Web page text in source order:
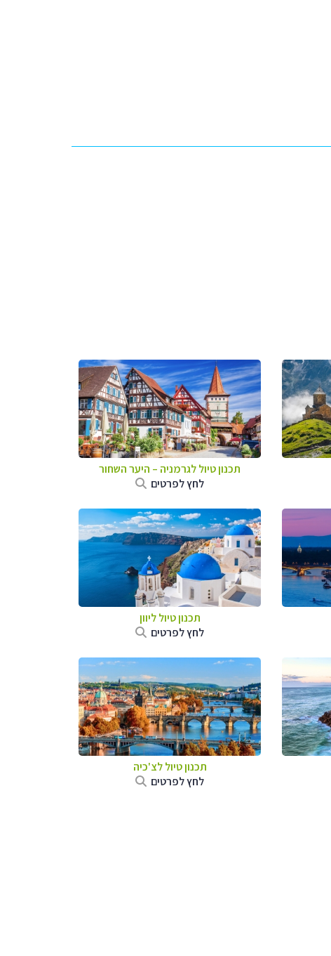
תכנון טיול לגרמניה – היער השחור
לחץ לפרטים
תכנון טיול ליוון
לחץ לפרטים
תכנון טיול לצ'כיה
לחץ לפרטים